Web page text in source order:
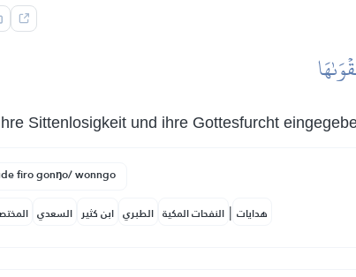
Sittenlosigkeit und ihre Gottesfurcht
Hollude / ballude firo gonŋo/ wonngo
السعدي ابن كثير الطبري النفحات المكية | هدايات